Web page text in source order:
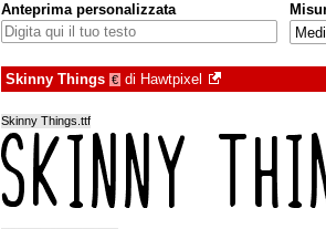
Anteprima personalizzata
Skinny Things € di Hawtpixel
Skinny Things.ttf